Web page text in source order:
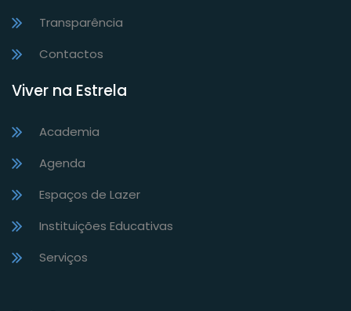
Transparência
Contactos
Viver na Estrela
Academia
Agenda
Espaços de Lazer
Instituições Educativas
Serviços